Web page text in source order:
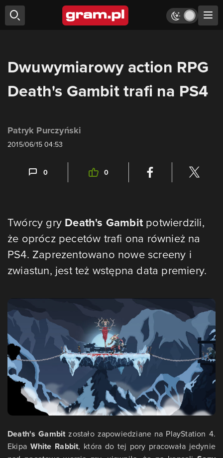
Dwuwymiarowy action RPG
Death's Gambit trafi na PS4
Patryk Purczyński
2015/06/15 04:53
0 0
Twórcy gry Death's Gambit potwierdzili,
że oprócz pecetów trafi ona również na
PS4. Zaprezentowano nowe screeny i
zwiastun, jest też wstępna data premiery.
Death's Gambitzostało zapowiedziane na PlayStation 4.
Ekipa White Rabbit, która do tej pory pracowała jedynie